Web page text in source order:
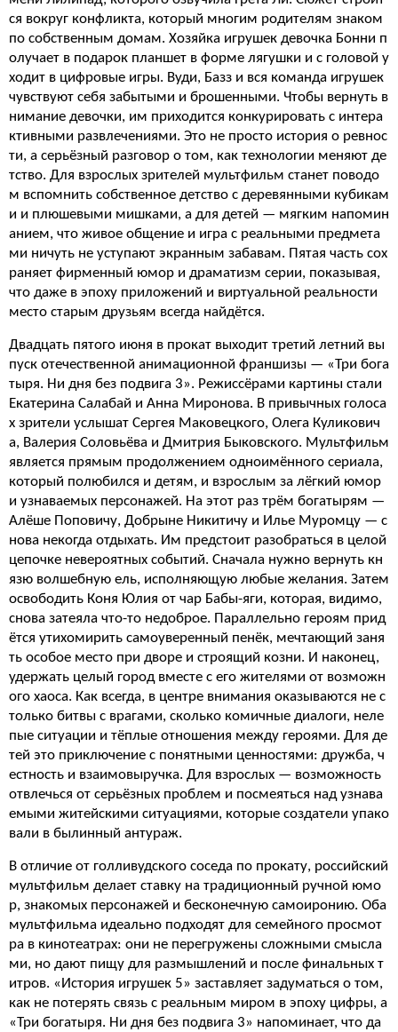
ся вокруг конфликта, который многим родителям знаком
по собственным домам. Хозяйка игрушек девочка Бонни п
олучает в подарок планшет в форме лягушки и с головой у
ходит в цифровые игры. Вуди, Базз и вся команда игрушек
чувствуют себя забытыми и брошенными. Чтобы вернуть в
нимание девочки, им приходится конкурировать с интера
ктивными развлечениями. Это не просто история о ревнос
ти, а серьёзный разговор о том, как технологии меняют де
тство. Для взрослых зрителей мультфильм станет поводо
м вспомнить собственное детство с деревянными кубикам
и и плюшевыми мишками, а для детей — мягким напомин
анием, что живое общение и игра с реальными предмета
ми ничуть не уступают экранным забавам. Пятая часть сох
раняет фирменный юмор и драматизм серии, показывая,
что даже в эпоху приложений и виртуальной реальности
место старым друзьям всегда найдётся.
Двадцать пятого июня в прокат выходит третий летний вы
пуск отечественной анимационной франшизы — «Три бога
тыря. Ни дня без подвига 3». Режиссёрами картины стали
Екатерина Салабай и Анна Миронова. В привычных голоса
х зрители услышат Сергея Маковецкого, Олега Куликович
а, Валерия Соловьёва и Дмитрия Быковского. Мультфильм
является прямым продолжением одноимённого сериала,
который полюбился и детям, и взрослым за лёгкий юмор
и узнаваемых персонажей. На этот раз трём богатырям —
Алёше Поповичу, Добрыне Никитичу и Илье Муромцу — с
нова некогда отдыхать. Им предстоит разобраться в целой
цепочке невероятных событий. Сначала нужно вернуть кн
язю волшебную ель, исполняющую любые желания. Затем
освободить Коня Юлия от чар Бабы-яги, которая, видимо,
снова затеяла что-то недоброе. Параллельно героям прид
ётся утихомирить самоуверенный пенёк, мечтающий заня
ть особое место при дворе и строящий козни. И наконец,
удержать целый город вместе с его жителями от возможн
ого хаоса. Как всегда, в центре внимания оказываются не с
только битвы с врагами, сколько комичные диалоги, неле
пые ситуации и тёплые отношения между героями. Для де
тей это приключение с понятными ценностями: дружба, ч
естность и взаимовыручка. Для взрослых — возможность
отвлечься от серьёзных проблем и посмеяться над узнава
емыми житейскими ситуациями, которые создатели упако
вали в былинный антураж.
В отличие от голливудского соседа по прокату, российский
мультфильм делает ставку на традиционный ручной юмо
р, знакомых персонажей и бесконечную самоиронию. Оба
мультфильма идеально подходят для семейного просмот
ра в кинотеатрах: они не перегружены сложными смысла
ми, но дают пищу для размышлений и после финальных т
итров. «История игрушек 5» заставляет задуматься о том,
как не потерять связь с реальным миром в эпоху цифры, а
«Три богатыря. Ни дня без подвига 3» напоминает, что да